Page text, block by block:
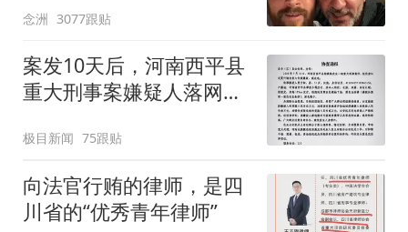
念洲 3077跟贴
案发10天后，河南西平县
重大刑事案嫌疑人落网，
一片玉米地里被抓
极目新闻 75跟贴
向法官行贿的律师，是四
川省的“优秀青年律师”